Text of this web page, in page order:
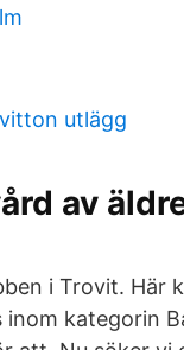
utlägg
av
i Trovit.
inom kategorin